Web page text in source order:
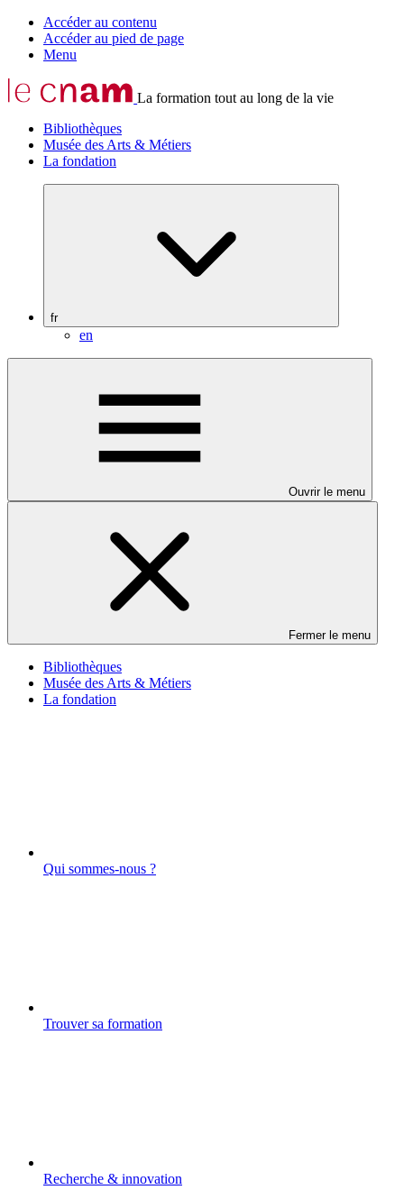
Accéder au contenu
Accéder au pied de page
Menu
La formation tout au long de la vie
Bibliothèques
Musée des Arts & Métiers
La fondation
fr
en
Ouvrir le menu
Fermer le menu
Bibliothèques
Musée des Arts & Métiers
La fondation
Qui sommes-nous ?
Trouver sa formation
Recherche & innovation